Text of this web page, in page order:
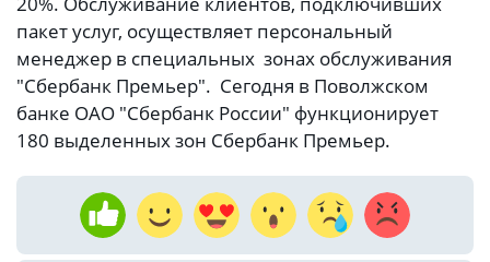
пакет услуг, осуществляет персональный
менеджер в специальных зонах обслуживания
"Сбербанк Премьер". Сегодня в Поволжском
банке ОАО "Сбербанк России" функционирует
180 выделенных зон Сбербанк Премьер.